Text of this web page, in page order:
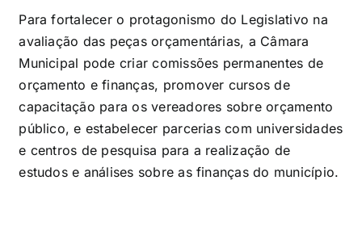
Para fortalecer o protagonismo do Legislativo na
avaliação das peças orçamentárias, a Câmara
Municipal pode criar comissões permanentes de
orçamento e finanças, promover cursos de
capacitação para os vereadores sobre orçamento
público, e estabelecer parcerias com universidades
e centros de pesquisa para a realização de
estudos e análises sobre as finanças do município.